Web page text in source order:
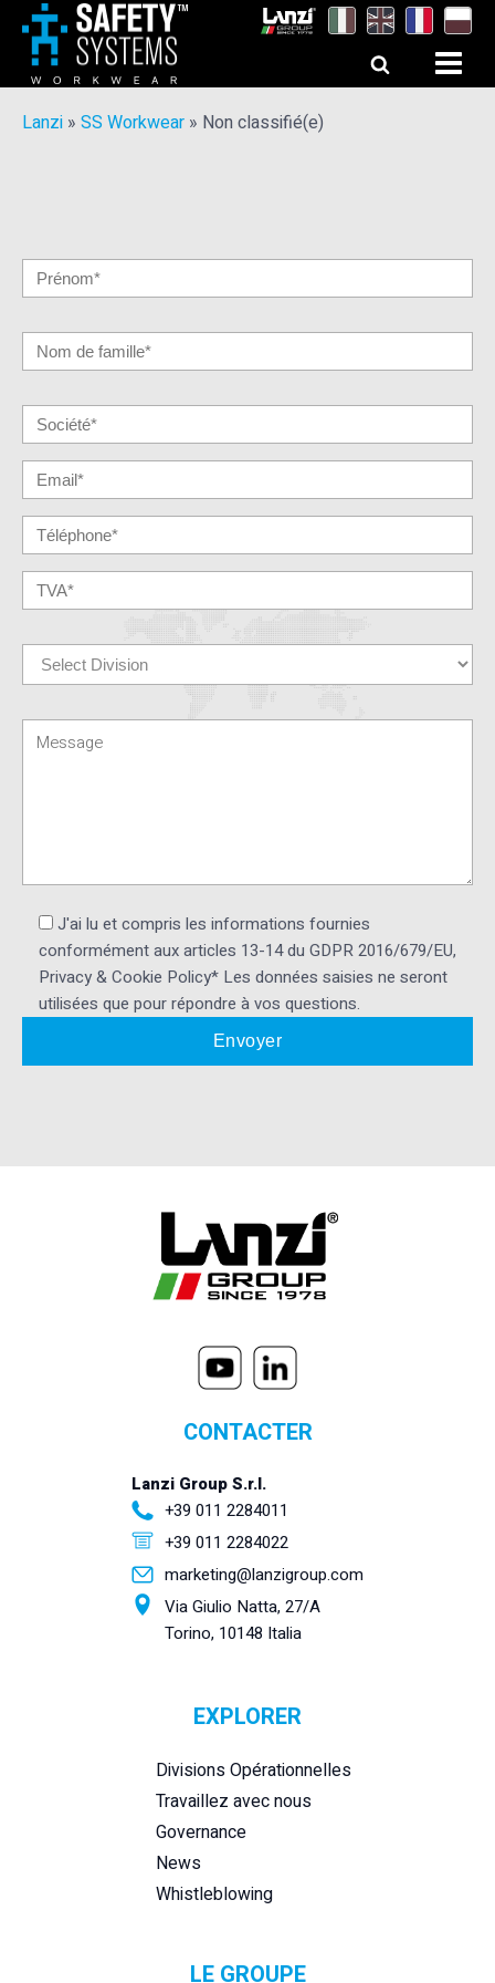
Lanzi » SS Workwear » Non classifié(e)
J'ai lu et compris les informations fournies
conformément aux articles 13-14 du GDPR 2016/679/EU,
Privacy & Cookie Policy* Les données saisies ne seront
utilisées que pour répondre à vos questions.
CONTACTER
Lanzi Group S.r.l.
+39 011 2284011
+39 011 2284022
marketing@lanzigroup.com
Via Giulio Natta, 27/A
Torino, 10148 Italia
EXPLORER
Divisions Opérationnelles
Travaillez avec nous
Governance
News
Whistleblowing
LE GROUPE